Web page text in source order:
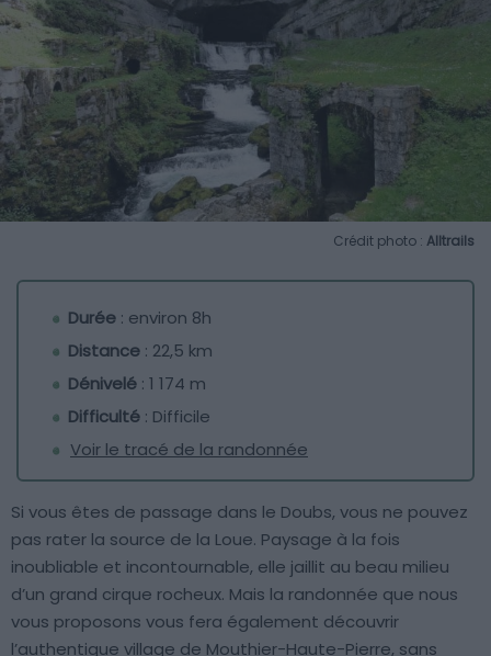
Crédit photo : Alltrails
Durée : environ 8h
Distance : 22,5 km
Dénivelé : 1 174 m
Difficulté : Difficile
Voir le tracé de la randonnée
Si vous êtes de passage dans le Doubs, vous ne pouvez
pas rater la source de la Loue. Paysage à la fois
inoubliable et incontournable, elle jaillit au beau milieu
d’un grand cirque rocheux. Mais la randonnée que nous
vous proposons vous fera également découvrir
l’authentique village de Mouthier-Haute-Pierre, sans